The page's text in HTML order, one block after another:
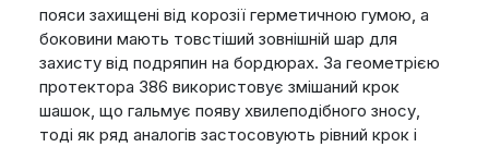
пояси захищені від корозії герметичною гумою, а
боковини мають товстіший зовнішній шар для
захисту від подряпин на бордюрах. За геометрією
протектора 386 використовує змішаний крок
шашок, що гальмує появу хвилеподібного зносу,
тоді як ряд аналогів застосовують рівний крок і